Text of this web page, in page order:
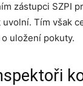
zástupci SZPI
Tím však
uložení pokuty.